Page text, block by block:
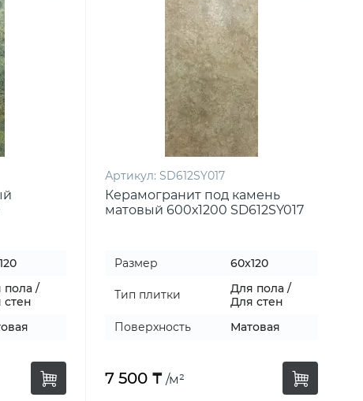
пола /
стен
Артикул: SD612SY017
Керамогранит под камень
матовый 600х1200 SD612SY017
Размер 60x120
Тип плитки
Для пола /
Для стен
Поверхность
Матовая
7 500 ₸ /м²